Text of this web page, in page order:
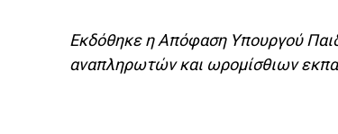
Εκδόθηκε η Απόφαση Υπουργού
αναπληρωτών και ωρομίσθιων